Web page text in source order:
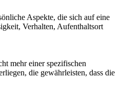
Aspekte, die sich auf eine
Verhalten, Aufenthaltsort
mehr einer spezifischen
die gewährleisten, dass die